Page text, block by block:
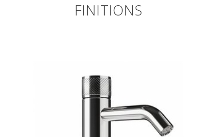
FINITIONS